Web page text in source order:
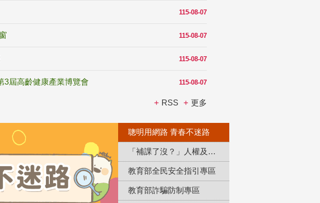
115-08-07
115-08-07
115-08-07
115-08-07
3屆高齡健康產業博覽會
RSS 更多
聰明用網路 青春不迷路
「補課了沒？」人權及轉型正義教育專區
教育部全民安全指引專區
教育部詐騙防制專區